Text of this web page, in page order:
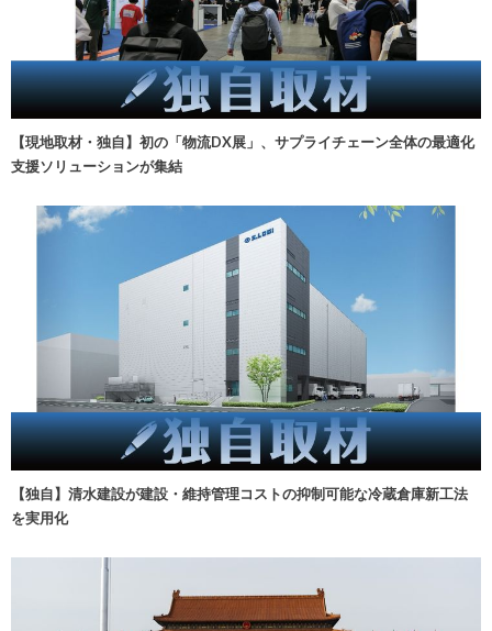
【現地取材・独自】初の「物流DX展」、サプライチェーン全体の最適化
支援ソリューションが集結
【独自】清水建設が建設・維持管理コストの抑制可能な冷蔵倉庫新工法
を実用化